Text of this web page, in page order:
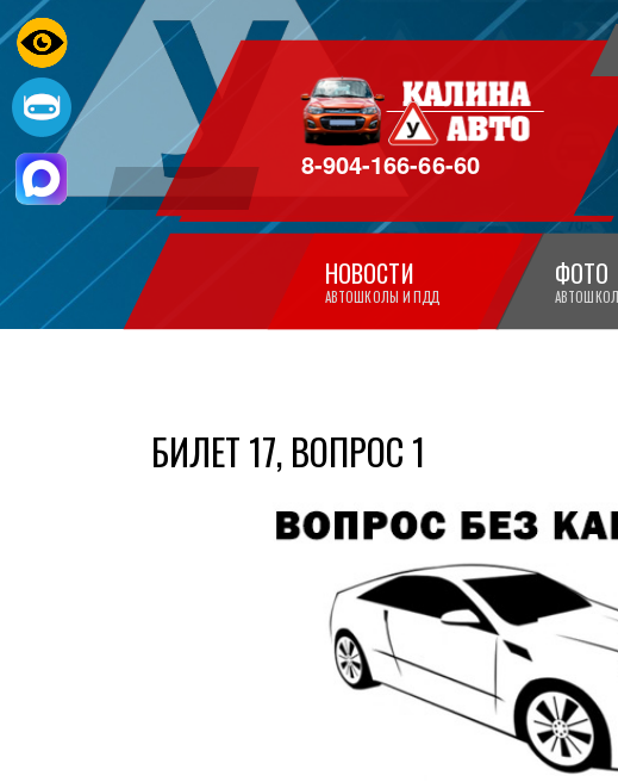
8-904-166-66-60
НОВОСТИ
АВТОШКОЛЫ И ПДД
ФОТО
БИЛЕТ 17, ВОПРОС 1